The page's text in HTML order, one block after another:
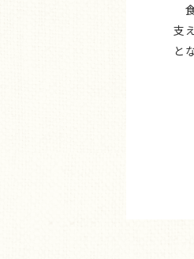
支
と